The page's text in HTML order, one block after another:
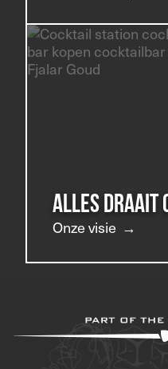
Alles draait
Onze visie